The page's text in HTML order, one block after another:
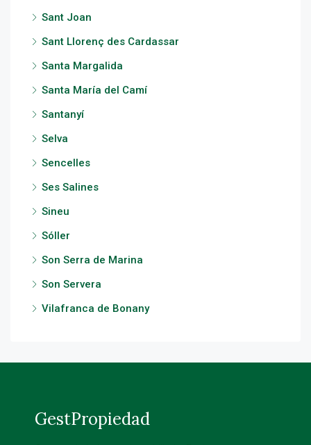
Sant Joan
Sant Llorenç des Cardassar
Santa Margalida
Santa María del Camí
Santanyí
Selva
Sencelles
Ses Salines
Sineu
Sóller
Son Serra de Marina
Son Servera
Vilafranca de Bonany
GestPropiedad